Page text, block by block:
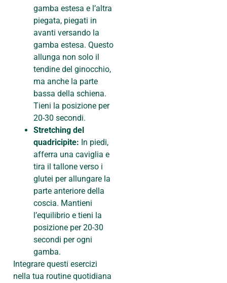
gamba estesa e l’altra
piegata, piegati in
avanti versando la
gamba estesa. Questo
allunga non solo il
tendine del ginocchio,
ma anche la parte
bassa della schiena.
Tieni la posizione per
20-30 secondi.
Stretching del
quadricipite: In piedi,
afferra una caviglia e
tira il tallone verso i
glutei per allungare la
parte anteriore della
coscia. Mantieni
l’equilibrio e tieni la
posizione per 20-30
secondi per ogni
gamba.
Integrare questi esercizi
nella tua routine quotidiana